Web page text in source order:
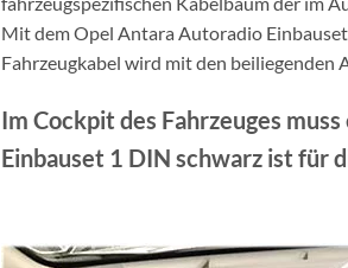
Mit dem Opel Antara Autoradio
Fahrzeugkabel wird mit den beiliegenden
Im Cockpit des Fahrzeuges
Einbauset 1 DIN schwarz ist für